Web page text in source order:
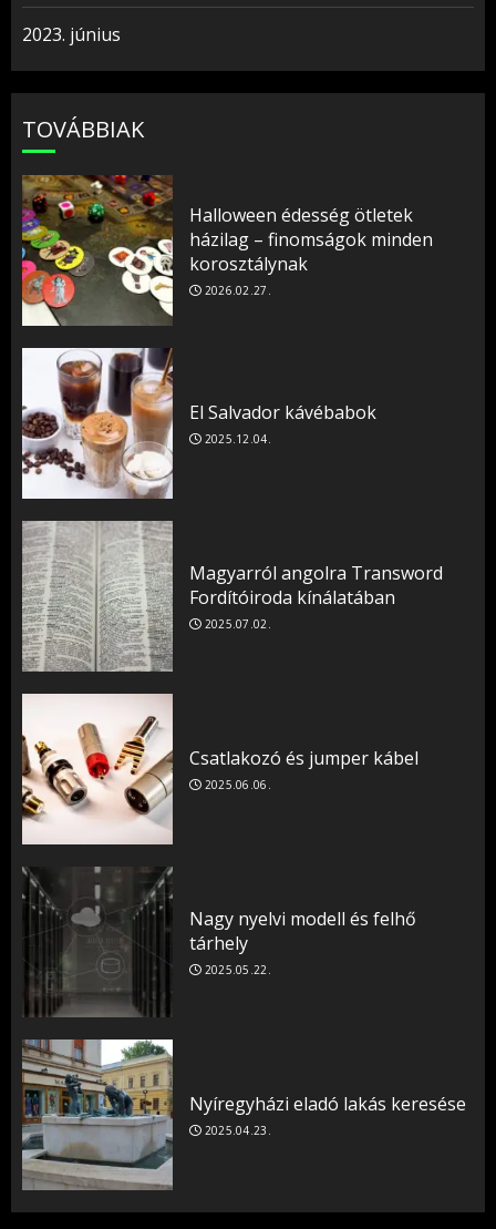
2023. június
TOVÁBBIAK
Halloween édesség ötletek
házilag – finomságok minden
korosztálynak
2026.02.27.
El Salvador kávébabok
2025.12.04.
Magyarról angolra Transword
Fordítóiroda kínálatában
2025.07.02.
Csatlakozó és jumper kábel
2025.06.06.
Nagy nyelvi modell és felhő
tárhely
2025.05.22.
Nyíregyházi eladó lakás keresése
2025.04.23.